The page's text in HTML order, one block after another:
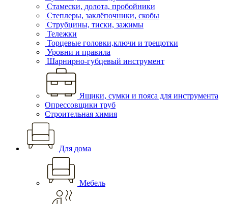
Стамески, долота, пробойники
Степлеры, заклёпочники, скобы
Струбцины, тиски, зажимы
Тележки
Торцевые головки,ключи и трещотки
Уровни и правила
Шарнирно-губцевый инструмент
Ящики, сумки и пояса для инструмента
Опрессовщики труб
Строительная химия
Для дома
Мебель